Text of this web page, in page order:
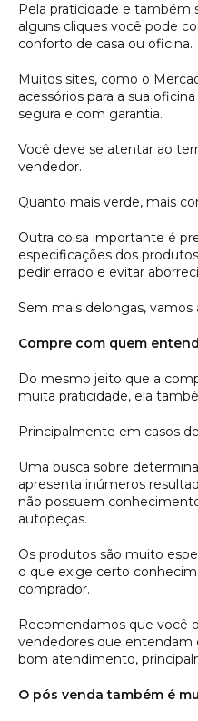
Pela praticidade e também
alguns cliques você pode
conforto de casa ou oficina.
Muitos sites, como o
acessórios para a sua
segura e com garantia.
Você deve se atentar ao
vendedor.
Quanto mais verde, mais
Outra coisa importante é
especificações dos
pedir errado e evitar
Sem mais delongas, vamos
Compre com quem
Do mesmo jeito que a
muita praticidade, ela
Principalmente em casos
Uma busca sobre
apresenta inúmeros
não possuem
autopeças.
Os produtos são muito
o que exige certo
comprador.
Recomendamos que você
vendedores que
bom atendimento,
O pós venda também é